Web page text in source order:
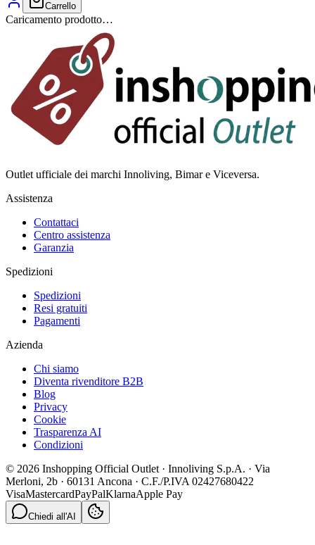
Carrello
Caricamento prodotto…
Outlet ufficiale dei marchi Innoliving, Bimar e Viceversa.
Assistenza
Contattaci
Centro assistenza
Garanzia
Spedizioni
Spedizioni
Resi gratuiti
Pagamenti
Azienda
Chi siamo
Diventa rivenditore B2B
Blog
Privacy
Cookie
Trasparenza AI
Condizioni
© 2026 Inshopping Official Outlet · Innoliving S.p.A. · Via
Merloni, 2b · 60131 Ancona · C.F./P.IVA 02427680422
VisaMastercardPayPalKlarnaApple Pay
Chiedi all'AI